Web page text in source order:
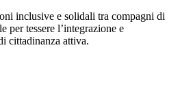
inclusive e solidali tra compagni di
per tessere l’integrazione e
cittadinanza attiva.